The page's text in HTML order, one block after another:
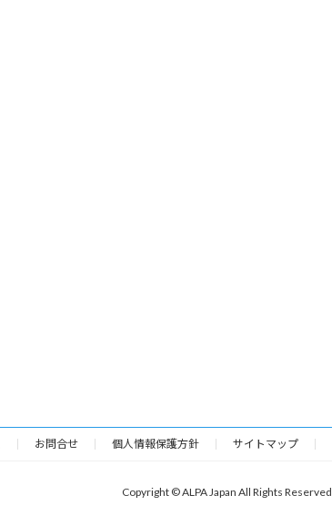
お問合せ 個人情報保護方針 サイトマップ
Copyright © ALPA Japan All Rights Reserved.